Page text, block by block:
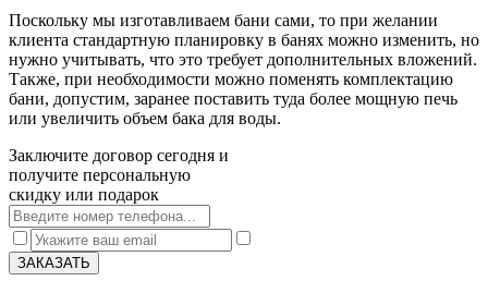
Поскольку мы изготавливаем бани сами, то при желании
клиента стандартную планировку в банях можно изменить, но
нужно учитывать, что это требует дополнительных вложений.
Также, при необходимости можно поменять комплектацию
бани, допустим, заранее поставить туда более мощную печь
или увеличить объем бака для воды.
Заключите договор сегодня и
получите персональную
скидку или подарок
ЗАКАЗАТЬ